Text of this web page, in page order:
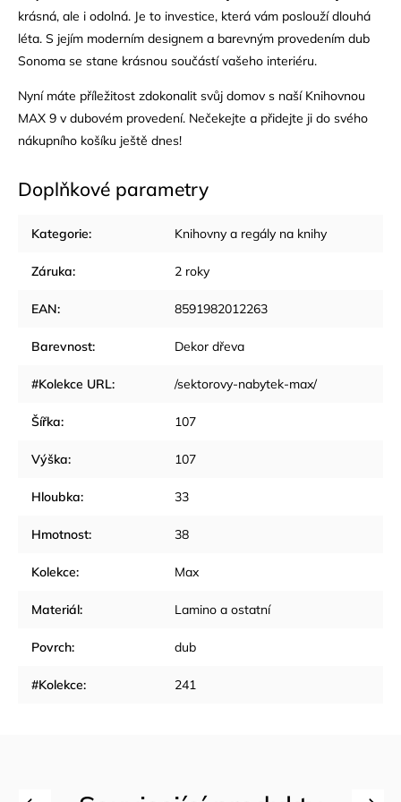
krásná, ale i odolná. Je to investice, která vám poslouží dlouhá
léta. S jejím moderním designem a barevným provedením dub
Sonoma se stane krásnou součástí vašeho interiéru.
Nyní máte příležitost zdokonalit svůj domov s naší Knihovnou
MAX 9 v dubovém provedení. Nečekejte a přidejte ji do svého
nákupního košíku ještě dnes!
Doplňkové parametry
Kategorie: Knihovny a regály na knihy
Záruka: 2 roky
EAN: 8591982012263
Barevnost: Dekor dřeva
#Kolekce URL: /sektorovy-nabytek-max/
Šířka: 107
Výška: 107
Hloubka: 33
Hmotnost: 38
Kolekce: Max
Materiál: Lamino a ostatní
Povrch: dub
#Kolekce: 241